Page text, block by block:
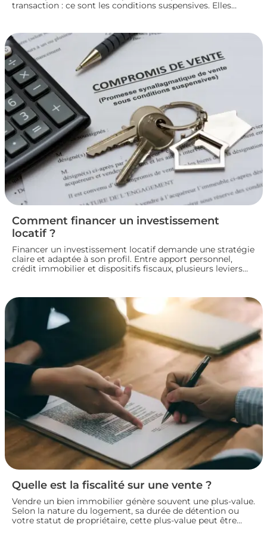
transaction : ce sont les conditions suspensives. Elles
parties jusqu’à la réalisation du projet immobilier. Nous
faisons le point sur leur fonctionnement et leur rôle dans
le bon déroulement d’une transaction immobilière.
Comment financer un investissement
locatif ?
Financer un investissement locatif demande une stratégie
claire et adaptée à son profil. Entre apport personnel,
crédit immobilier et dispositifs fiscaux, plusieurs leviers
solutions pour construire un plan de financement solide
et lancer son investissement locatif dans de bonnes
conditions.
Quelle est la fiscalité sur une vente ?
Vendre un bien immobilier génère souvent une plus-value.
Selon la nature du logement, sa durée de détention ou
votre statut de propriétaire, cette plus-value peut être